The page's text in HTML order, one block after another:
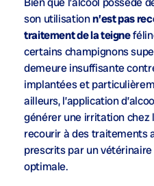
son utilisationn’est pas
traitement de la teigne
certains champignons
demeure insuffisante
implantées et
ailleurs, l’application
générer une irritation chez
recourir à des traitements
prescrits par un
optimale.